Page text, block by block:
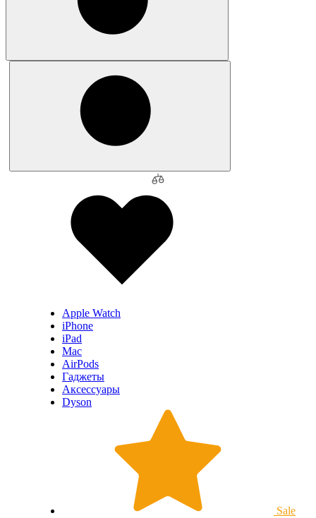
Apple Watch
iPhone
iPad
Mac
AirPods
Гаджеты
Аксессуары
Dyson
Sale